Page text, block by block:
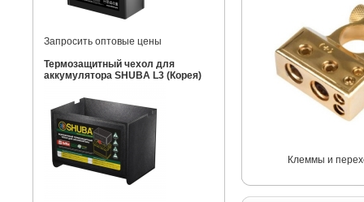
Запросить оптовые цены
Термозащитный чехол для
аккумулятора SHUBA L3 (Корея)
Клеммы и